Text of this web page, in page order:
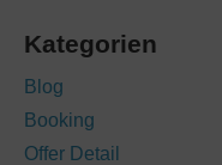
Kategorien
Blog
Booking
Offer Detail